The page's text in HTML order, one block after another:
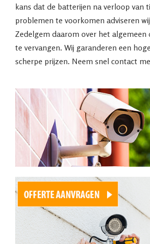
kans dat de batterijen na verloop van
problemen te voorkomen adviseren
Zedelgem daarom over het algemeen
te vervangen. Wij garanderen een
scherpe prijzen. Neem snel contact